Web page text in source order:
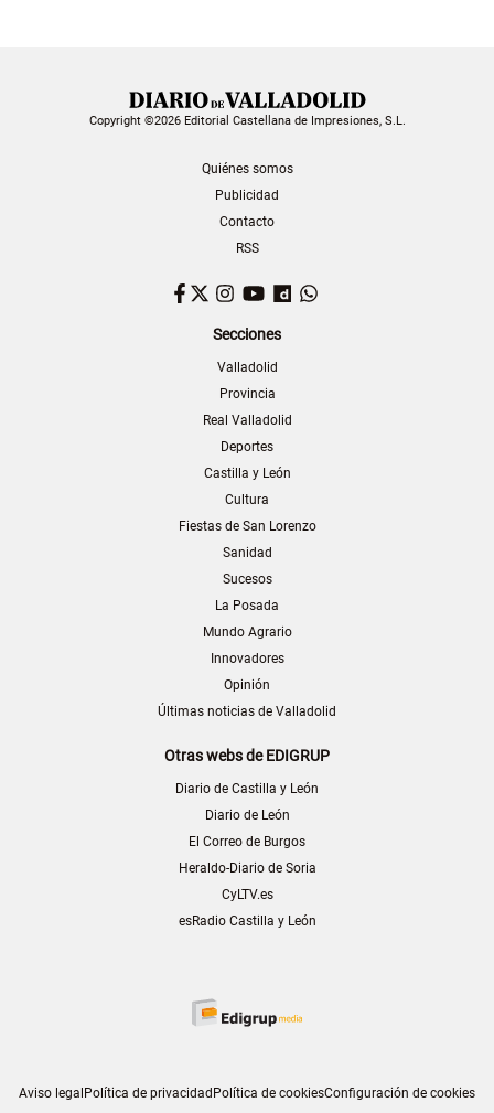
Copyright ©2026 Editorial Castellana de Impresiones, S.L.
Quiénes somos
Publicidad
Contacto
RSS
Facebook
TwitterInstagram
YouTubeDailymotion
Secciones
Valladolid
Provincia
Real Valladolid
Deportes
Castilla y León
Cultura
Fiestas de San Lorenzo
Sanidad
Sucesos
La Posada
Mundo Agrario
Innovadores
Opinión
Últimas noticias de Valladolid
Otras webs de EDIGRUP
Diario de Castilla y León
Diario de León
El Correo de Burgos
Heraldo-Diario de Soria
CyLTV.es
esRadio Castilla y León
Aviso legalPolítica de privacidadPolítica de cookiesConfiguración de cookies